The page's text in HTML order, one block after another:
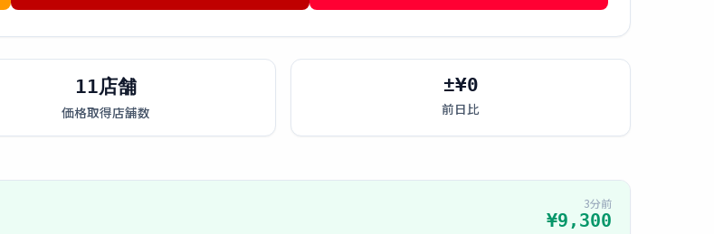
11店舗
価格取得店舗数
±¥0
前日比
3分前
¥9,300